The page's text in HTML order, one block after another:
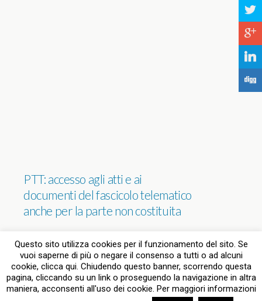
PTT: accesso agli atti e ai
documenti del fascicolo telematico
anche per la parte non costituita
Torna su
Questo sito utilizza cookies per il funzionamento del sito. Se
vuoi saperne di più o negare il consenso a tutti o ad alcuni
cookie, clicca qui. Chiudendo questo banner, scorrendo questa
pagina, cliccando su un link o proseguendo la navigazione in altra
maniera, acconsenti all'uso dei cookie. Per maggiori informazioni
a
c
j
F